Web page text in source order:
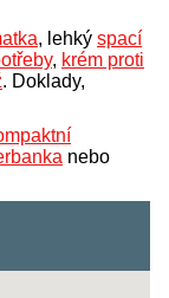
, lehký spací
, krém proti
. Doklady,
nebo